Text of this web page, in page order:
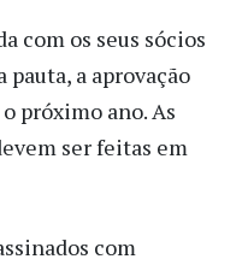
com os seus sócios
pauta, a aprovação
próximo ano. As
ser feitas em
com